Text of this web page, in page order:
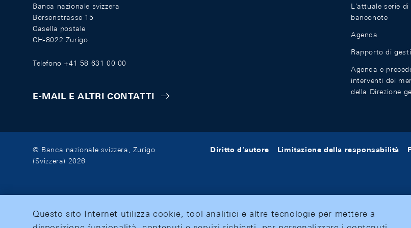
Banca nazionale svizzera
Börsenstrasse 15
Casella postale
CH-8022 Zurigo
Telefono +41 58 631 00 00
E-MAIL E ALTRI CONTATTI
L'attuale serie di
banconote
Agenda
Rapporto di
Agenda e
interventi dei
della Direzione
© Banca nazionale svizzera, Zurigo
(Svizzera) 2026
Diritto d'autore Limitazione della responsabilità
Questo sito Internet utilizza cookie, tool analitici e altre tecnologie per mettere a